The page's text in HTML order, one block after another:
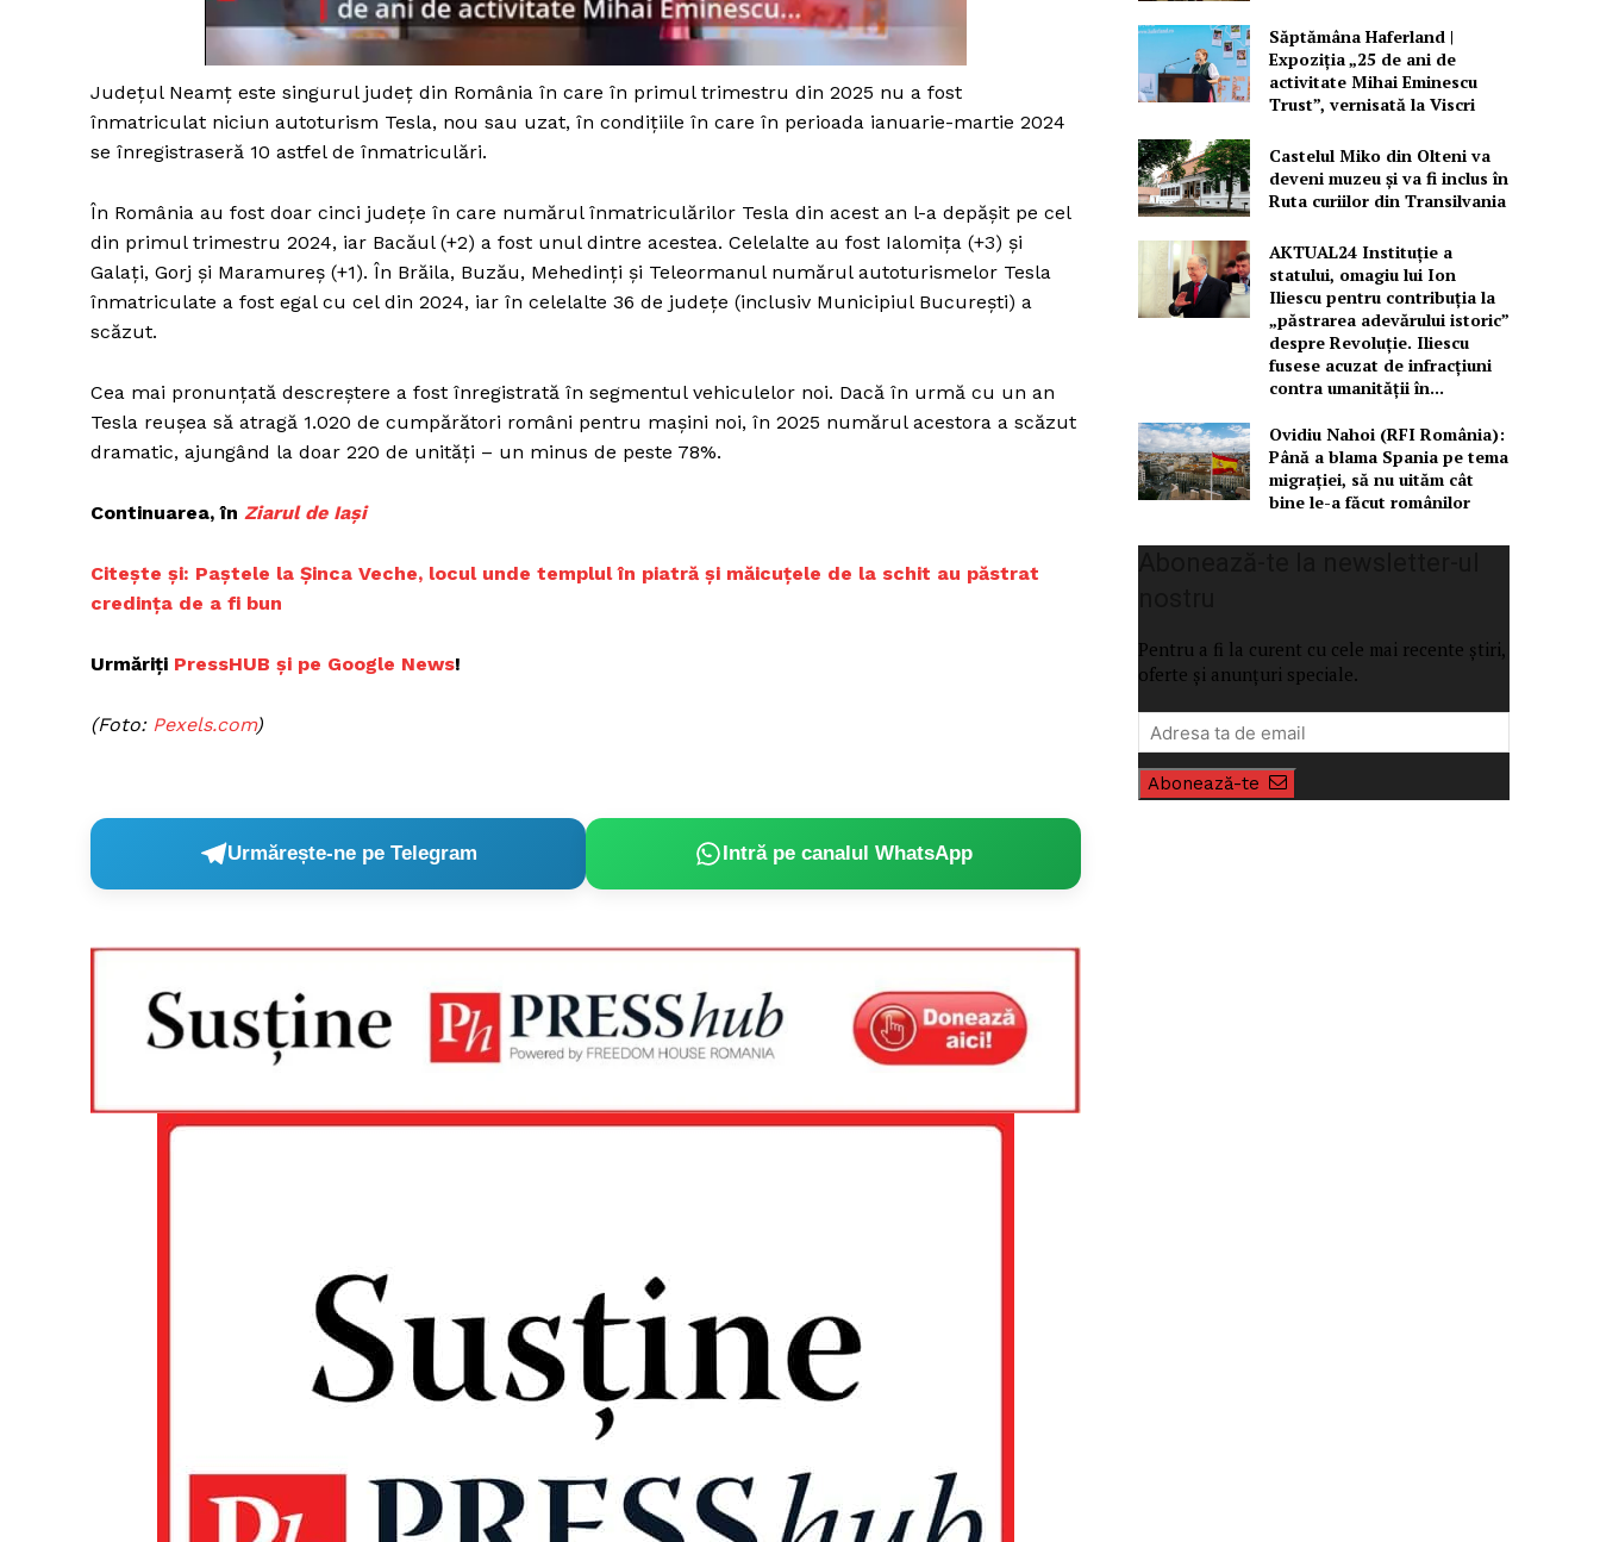
FREEDOM HOUSE
ROMÂNIA
Contact
Județul Neamț este singurul județ din România în care în primul trimestru din 2025 nu a fost
înmatriculat niciun autoturism Tesla, nou sau uzat, în condițiile în care în perioada ianuarie-martie 2024
se înregistraseră 10 astfel de înmatriculări.
În România au fost doar cinci județe în care numărul înmatriculărilor Tesla din acest an l-a depășit pe cel
din primul trimestru 2024, iar Bacăul (+2) a fost unul dintre acestea. Celelalte au fost Ialomița (+3) și
Galați, Gorj și Maramureș (+1). În Brăila, Buzău, Mehedinți și Teleormanul numărul autoturismelor Tesla
înmatriculate a fost egal cu cel din 2024, iar în celelalte 36 de județe (inclusiv Municipiul București) a
scăzut.
Cea mai pronunțată descreștere a fost înregistrată în segmentul vehiculelor noi. Dacă în urmă cu un an
Tesla reușea să atragă 1.020 de cumpărători români pentru mașini noi, în 2025 numărul acestora a scăzut
dramatic, ajungând la doar 220 de unități – un minus de peste 78%.
Continuarea, în Ziarul de Iași
Citește și: Paștele la Șinca Veche, locul unde templul în piatră și măicuțele de la schit au păstrat
credința de a fi bun
Urmăriți PressHUB și pe Google News!
(Foto: Pexels.com)
Urmărește-ne pe Telegram Intră pe canalul WhatsApp
Săptămâna Haferland |
Expoziţia „25 de ani de
activitate Mihai Eminescu
Trust”, vernisată la Viscri
Castelul Miko din Olteni va
deveni muzeu şi va fi inclus în
Ruta curiilor din Transilvania
AKTUAL24 Instituție a
statului, omagiu lui Ion
Iliescu pentru contribuția la
„păstrarea adevărului istoric”
despre Revoluție. Iliescu
fusese acuzat de infracțiuni
contra umanității în...
Ovidiu Nahoi (RFI România):
Până a blama Spania pe tema
migrației, să nu uităm cât
bine le-a făcut românilor
Pentru a fi la curent cu cele mai recente știri,
oferte și anunțuri speciale.
Abonează-te